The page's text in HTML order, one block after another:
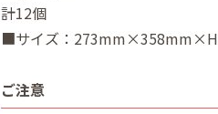
計12個
■サイズ：
ご注意